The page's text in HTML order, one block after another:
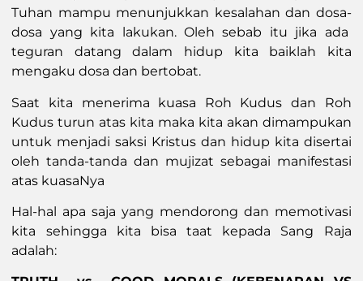
Tuhan mampu menunjukkan kesalahan dan dosa-
dosa yang kita lakukan. Oleh sebab itu jika ada
teguran datang dalam hidup kita baiklah kita
mengaku dosa dan bertobat.
Saat kita menerima kuasa Roh Kudus dan Roh
Kudus turun atas kita maka kita akan dimampukan
untuk menjadi saksi Kristus dan hidup kita disertai
oleh tanda-tanda dan mujizat sebagai manifestasi
atas kuasaNya
Hal-hal apa saja yang mendorong dan memotivasi
kita sehingga kita bisa taat kepada Sang Raja
adalah: